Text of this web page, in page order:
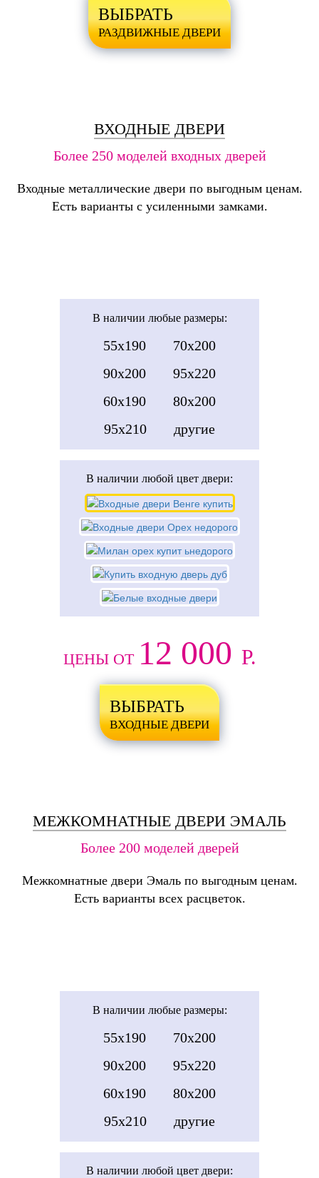
ВЫБРАТЬ
РАЗДВИЖНЫЕ ДВЕРИ
ВХОДНЫЕ ДВЕРИ
Более 250 моделей входных дверей
Входные металлические двери по выгодным ценам.
Есть варианты с усиленными замками.
В наличии любые размеры:
55x190
70x200
90x200
95x220
60x190
80x200
95x210
другие
В наличии любой цвет двери:
ЦЕНЫ ОТ 12 000 Р.
ВЫБРАТЬ
ВХОДНЫЕ ДВЕРИ
МЕЖКОМНАТНЫЕ ДВЕРИ ЭМАЛЬ
Более 200 моделей дверей
Межкомнатные двери Эмаль по выгодным ценам.
Есть варианты всех расцветок.
В наличии любые размеры:
55x190
70x200
90x200
95x220
60x190
80x200
95x210
другие
В наличии любой цвет двери: